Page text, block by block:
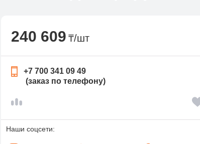
240 609 ₸/шт
+7 700 341 09 49
(заказ по телефону)
Наши соцсети: